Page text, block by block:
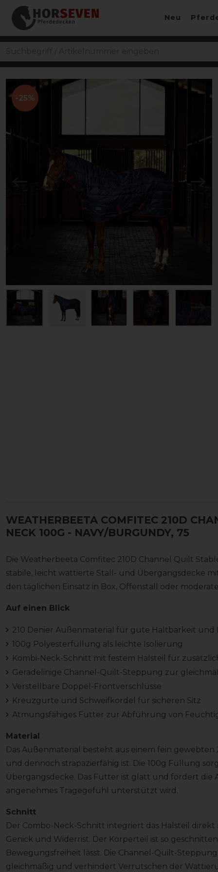
Neu
-25%
WEATHERBEETA COMFITEC 210D
NECK 100G - NAVY/BURGUNDY, 75
Die Weatherbeeta Comfitec 210D Channel Quilt
stabile, leicht wattierte Stall- und Übergangsdecke
den täglichen Einsatz in Box, Offenstall oder
Auf einen Blick
210 Denier Außenmaterial für gute Haltbarkeit und
100g Polyesterfüllung als leichte Isolierung
Kombi-Neck-Schnitt mit festem Halsteil für
Geradelinige Channel-Quilt-Steppung zur
Verstellbare Doppel-Frontverschlüsse
Kreuzgurte und Schweifkordel für sicheren Sitz
Atmungsfähiges Futter zur Abführung von
Material
Das Außenmaterial besteht aus einem fein gewebten
und dennoch strapazierfähig ist. Die 100g Füllung
Übergangsdecke. Das Futter ist glatt und fördert
angenehmes Tragegefühl unterstützt wird.
Schnitt
Der Combo-Neck-Schnitt integriert das Halsteil
Genick und Widerrist. Der Körperteil ist so
Bewegungsfreiheit lässt. Die Channel-Quilt-
gleichmäßig und verhindert Verrutschen der